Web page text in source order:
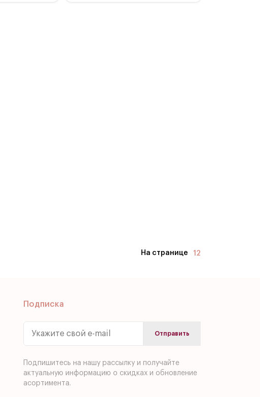
На странице 12
Подписка
Подпишитесь на нашу рассылку и получайте
актуальную информацию о скидках и обновление
асортимента.